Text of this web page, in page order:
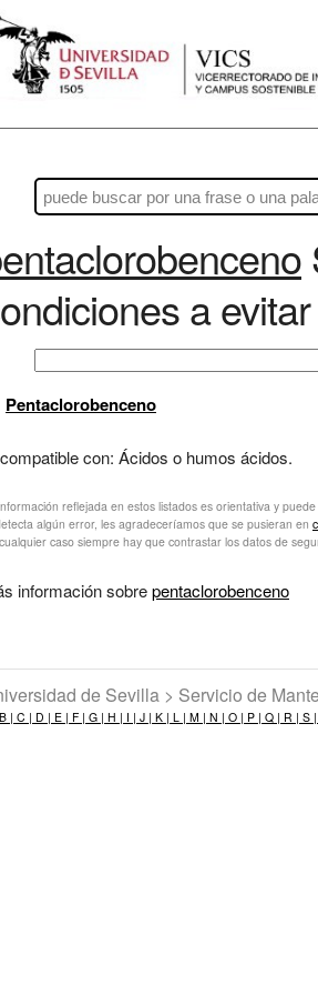
a evitar
Pentaclorobenceno
con: Ácidos o humos ácidos.
reflejada en estos listados es orientativa y
algún error, les agradeceríamos que se pusieran en
caso siempre hay que contrastar los datos de
información sobrepentaclorobenceno
de Sevilla > Servicio de
B | C | D | E | F | G | H | I | J | K | L | M | N | O | P | Q | R | S |